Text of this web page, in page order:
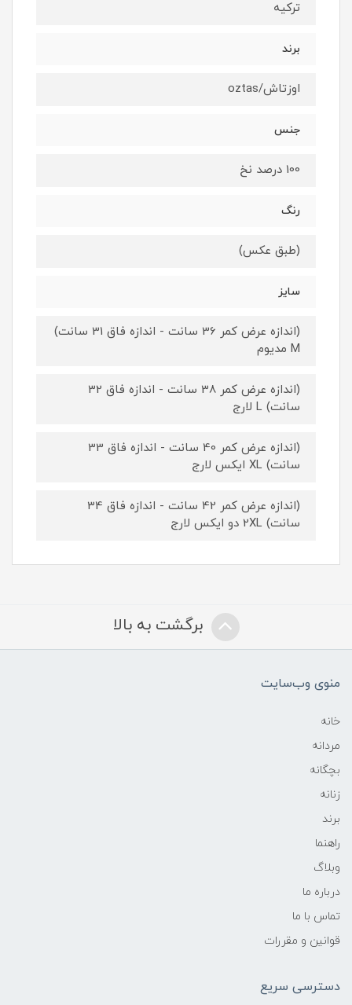
ترکیه
برند
اوزتاش/oztas
جنس
100 درصد نخ
رنگ
(طبق عکس)
سایز
(اندازه عرض کمر 36 سانت - اندازه فاق 31 سانت)
M مدیوم
(اندازه عرض کمر 38 سانت - اندازه فاق 32
سانت) L لارج
(اندازه عرض کمر 40 سانت - اندازه فاق 33
سانت) XL ایکس لارج
(اندازه عرض کمر 42 سانت - اندازه فاق 34
سانت) 2XL دو ایکس لارج
برگشت به بالا
منوی وب‌سایت
خانه
مردانه
بچگانه
زنانه
برند
راهنما
وبلاگ
درباره ما
تماس با ما
قوانین و مقررات
دسترسی سریع